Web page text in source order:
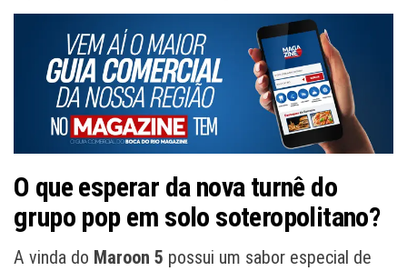
O que esperar da nova turnê do
grupo pop em solo soteropolitano?
A vinda do Maroon 5 possui um sabor especial de